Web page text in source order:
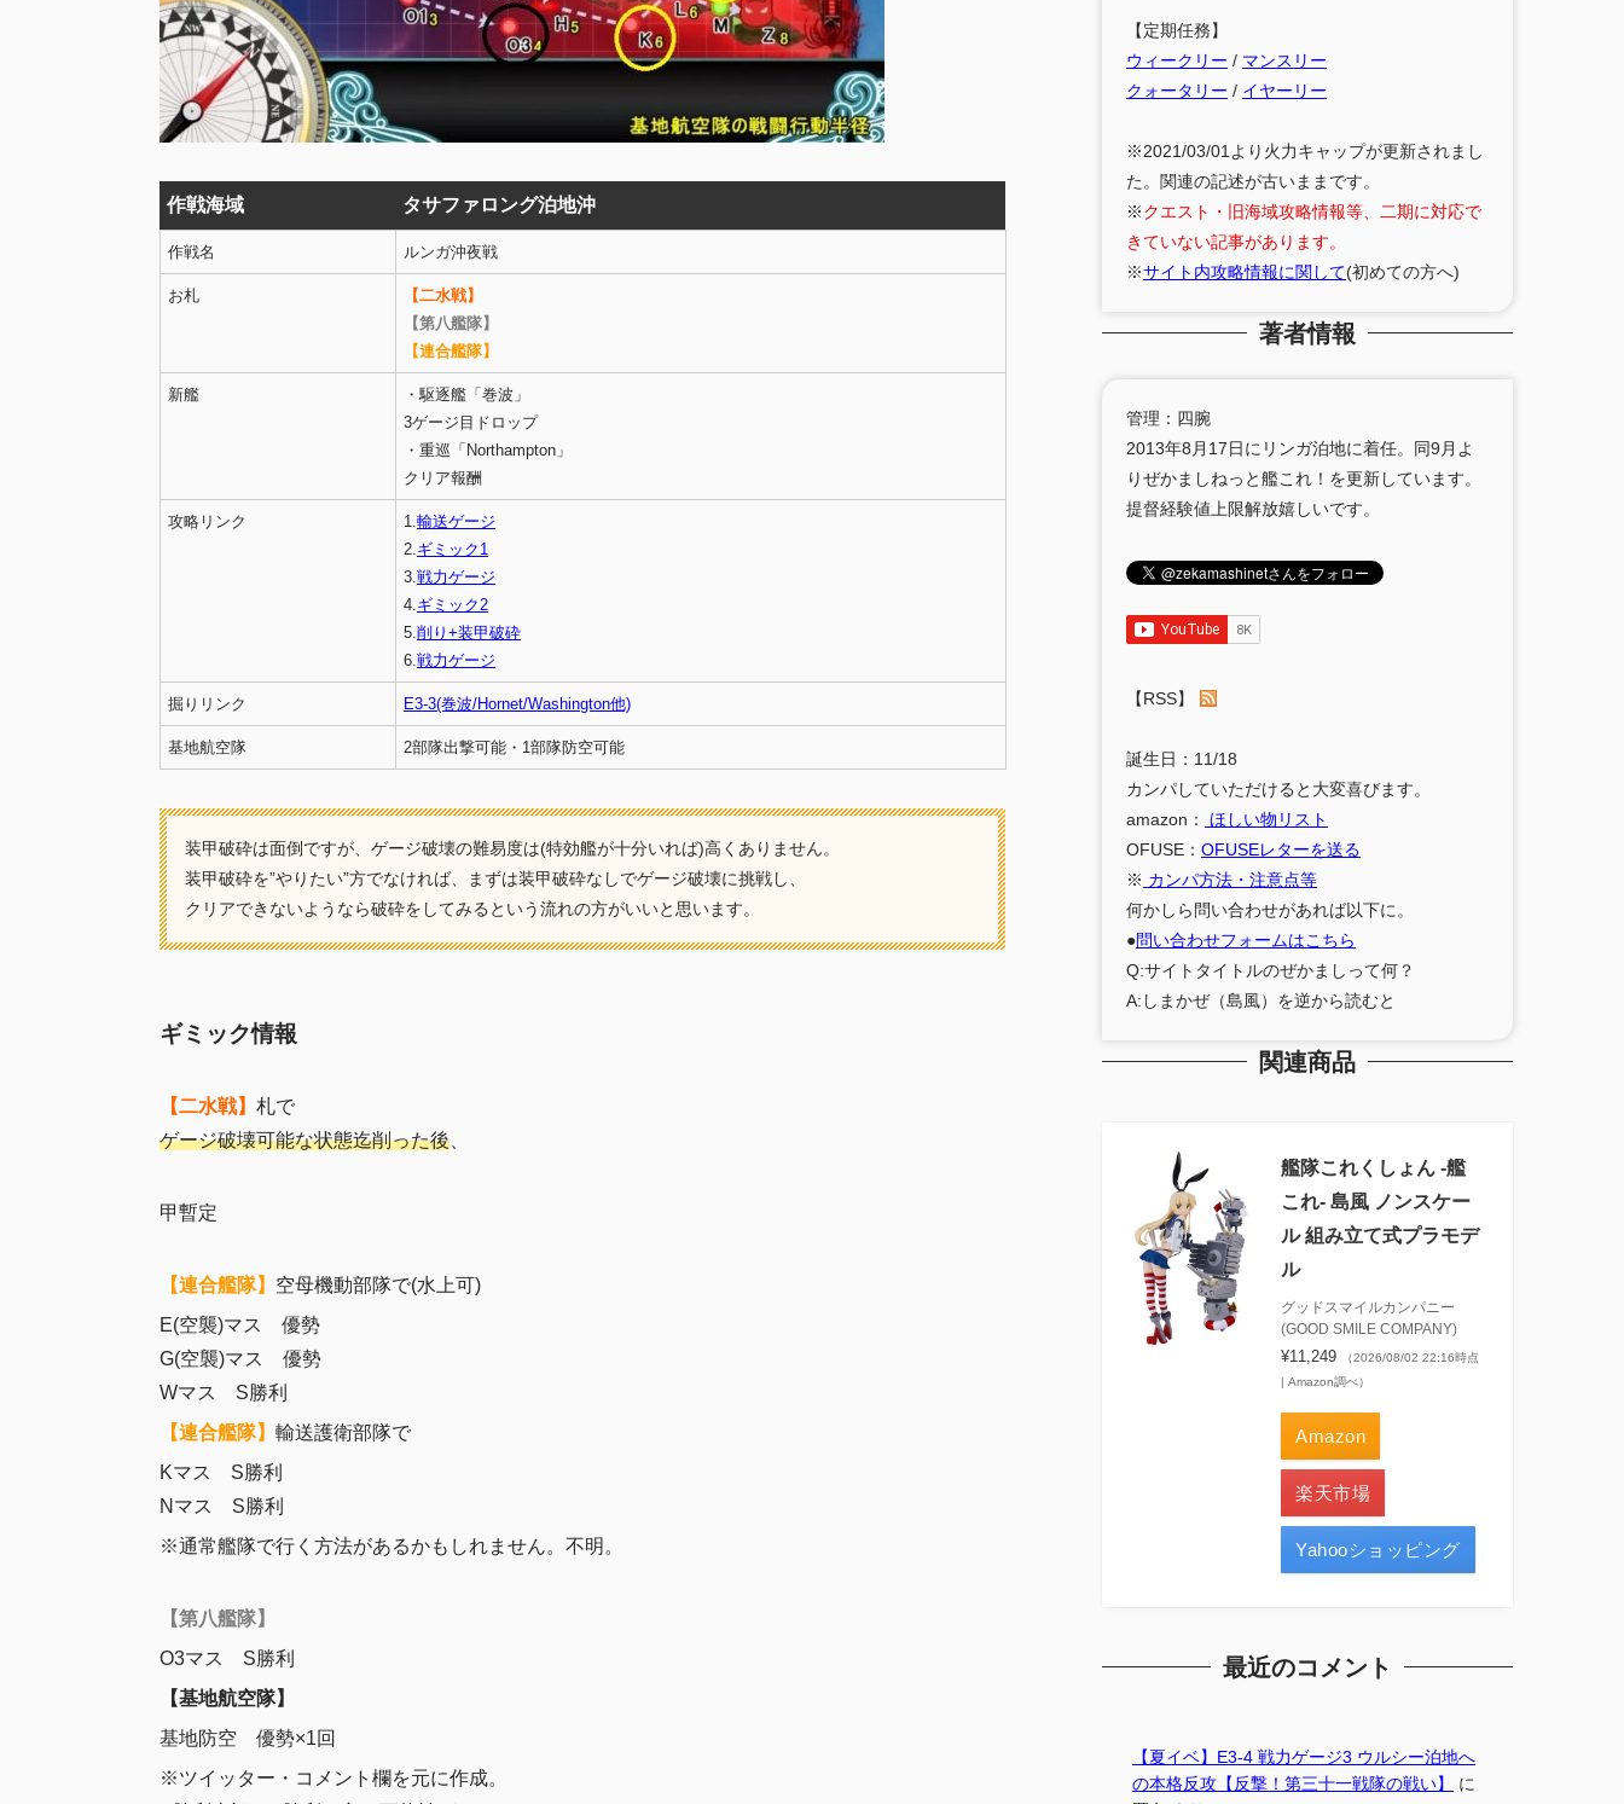
作戦海域 タサファロング泊地沖
作戦名 ルンガ沖夜戦
お札
【二水戦】
【第八艦隊】
【連合艦隊】
新艦
・駆逐艦「巻波」
3ゲージ目ドロップ
・重巡「Northampton」
クリア報酬
攻略リンク 1.輸送ゲージ
2.ギミック1
3.戦力ゲージ
4.ギミック2
5.削り+装甲破砕
6.戦力ゲージ
掘りリンク E3-3(巻波/Hornet/Washington他)
基地航空隊 2部隊出撃可能・1部隊防空可能
装甲破砕は面倒ですが、ゲージ破壊の難易度は(特効艦が十分いれば)高くありません。
装甲破砕を”やりたい”方でなければ、まずは装甲破砕なしでゲージ破壊に挑戦し、
クリアできないようなら破砕をしてみるという流れの方がいいと思います。
ギミック情報
【二水戦】 札で
ゲージ破壊可能な状態迄削った後
甲暫定
【連合艦隊】 空母機動部隊で(水上可)
E(空襲)マス 優勢
G(空襲)マス 優勢
Wマス S勝利
【連合艦隊】 輸送護衛部隊で
Kマス S勝利
Nマス S勝利
※通常艦隊で行く方法があるかもしれません。不明。
【第八艦隊】
O3マス S勝利
【基地航空隊】
基地防空 優勢×1回
※ツイッター・コメント欄を元に作成。
【定期任務】
ウィークリー / マンスリー
クォータリー / イヤーリー
※2021/03/01より火力キャップが更新されまし
た。関連の記述が古いままです。
※クエスト・旧海域攻略情報等、二期に対応で
きていない記事があります。
※サイト内攻略情報に関して(初めての方へ)
著者情報
管理：四腕
2013年8月17日にリンガ泊地に着任。同9月よ
りぜかましねっと艦これ！を更新しています。
提督経験値上限解放嬉しいです。
【RSS】
誕生日：11/18
カンパしていただけると大変喜びます。
amazon：
ほしい物リスト
OFUSE： OFUSEレターを送る
※ カンパ方法・注意点等
何かしら問い合わせがあれば以下に。
●問い合わせフォームはこちら
Q:サイトタイトルのぜかましって何？
A:しまかぜ（島風）を逆から読むと
関連商品
艦隊これくしょん ‐艦
これ‐ 島風 ノンスケー
ル 組み立て式プラモデ
ル
グッドスマイルカンパニー
(GOOD SMILE COMPANY)
¥11,249
（2026/08/02 22:16時点
| Amazon調べ）
Amazon
楽天市場
Yahooショッピング
最近のコメント
【夏イベ】E3-4 戦力ゲージ3 ウルシー泊地へ
の本格反攻【反撃！第三十一戦隊の戦い】
に